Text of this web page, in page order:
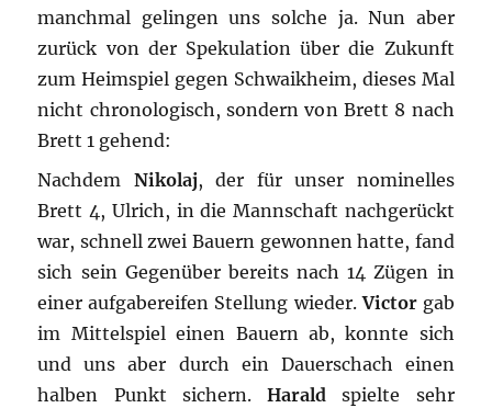
manchmal gelingen uns solche ja. Nun aber
zurück von der Spekulation über die Zukunft
zum Heimspiel gegen Schwaikheim, dieses Mal
nicht chronologisch, sondern von Brett 8 nach
Brett 1 gehend:
Nachdem Nikolaj, der für unser nominelles
Brett 4, Ulrich, in die Mannschaft nachgerückt
war, schnell zwei Bauern gewonnen hatte, fand
sich sein Gegenüber bereits nach 14 Zügen in
einer aufgabereifen Stellung wieder.Victorgab
im Mittelspiel einen Bauern ab, konnte sich
und uns aber durch ein Dauerschach einen
halben Punkt sichern.Harald spielte sehr